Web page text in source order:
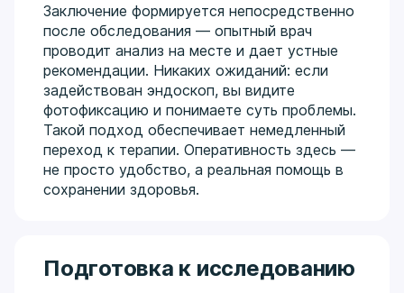
Заключение формируется непосредственно
после обследования — опытный врач
проводит анализ на месте и дает устные
рекомендации. Никаких ожиданий: если
задействован эндоскоп, вы видите
фотофиксацию и понимаете суть проблемы.
Такой подход обеспечивает немедленный
переход к терапии. Оперативность здесь —
не просто удобство, а реальная помощь в
сохранении здоровья.
Подготовка к исследованию